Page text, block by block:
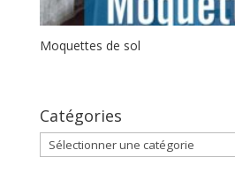
Moquettes de sol
Catégories
Catégories